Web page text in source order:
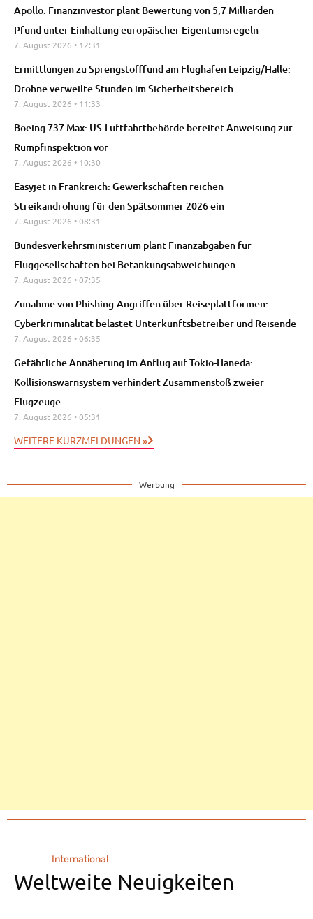
Apollo: Finanzinvestor plant Bewertung von 5,7 Milliarden
Pfund unter Einhaltung europäischer Eigentumsregeln
7. August 2026 12:31
Ermittlungen zu Sprengstofffund am Flughafen Leipzig/Halle:
Drohne verweilte Stunden im Sicherheitsbereich
7. August 2026 11:33
Boeing 737 Max: US-Luftfahrtbehörde bereitet Anweisung zur
Rumpfinspektion vor
7. August 2026 10:30
Easyjet in Frankreich: Gewerkschaften reichen
Streikandrohung für den Spätsommer 2026 ein
7. August 2026 08:31
Bundesverkehrsministerium plant Finanzabgaben für
Fluggesellschaften bei Betankungsabweichungen
7. August 2026 07:35
Zunahme von Phishing-Angriffen über Reiseplattformen:
Cyberkriminalität belastet Unterkunftsbetreiber und Reisende
7. August 2026 06:35
Gefährliche Annäherung im Anflug auf Tokio-Haneda:
Kollisionswarnsystem verhindert Zusammenstoß zweier
Flugzeuge
7. August 2026 05:31
WEITERE KURZMELDUNGEN »
Werbung
International
Weltweite Neuigkeiten